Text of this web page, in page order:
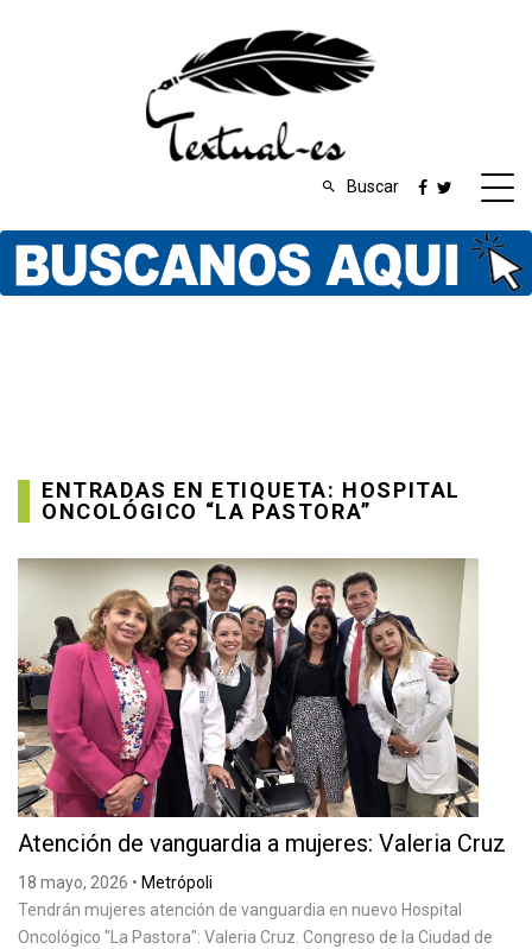
Buscar
ENTRADAS EN ETIQUETA: HOSPITAL
ONCOLÓGICO “LA PASTORA”
Atención de vanguardia a mujeres: Valeria Cruz
18 mayo, 2026 • Metrópoli
Tendrán mujeres atención de vanguardia en nuevo Hospital
Oncológico "La Pastora": Valeria Cruz. Congreso de la Ciudad de